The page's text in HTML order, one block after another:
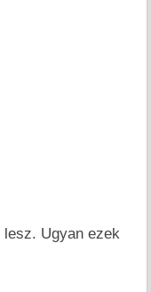
Ugyan ezek